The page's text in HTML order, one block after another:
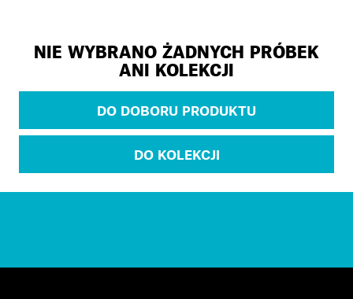
NIE WYBRANO ŻADNYCH PRÓBEK
ANI KOLEKCJI
DO DOBORU PRODUKTU
DO KOLEKCJI